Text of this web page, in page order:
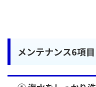
メンテナンス6項目